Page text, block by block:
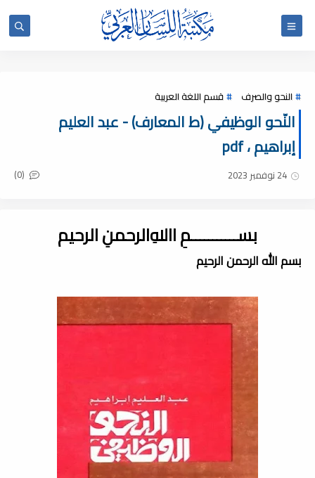
النحو والصرف قسم اللغة العربية
النّحو الوظيفي (ط المعارف) - عبد العليم
إبراهيم ، pdf
24 نوفمبر 2023 (0)
بســـــــــــمِ اﷲِالرحمنِ الرحيم
بسم الله الرحمن الرحيم